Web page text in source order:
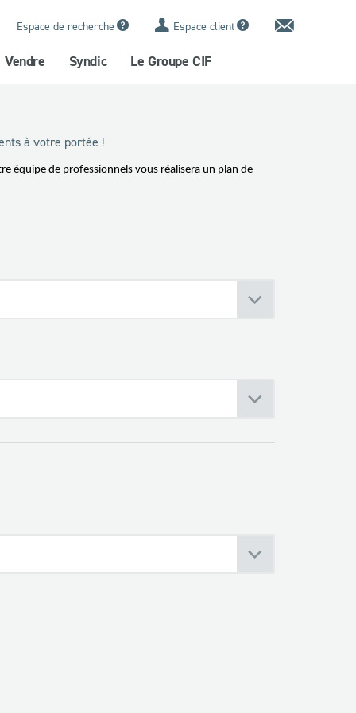
Espace de recherche Espace client Contact
Vendre Syndic Le Groupe CIF
à votre portée !
équipe de professionnels vous réalisera un plan de